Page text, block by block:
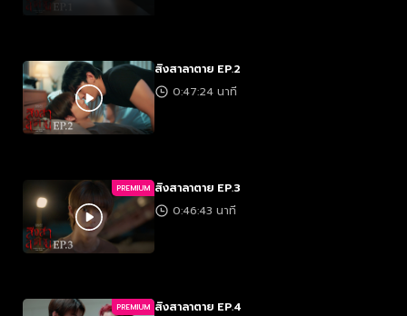
สิงสาลาตาย EP.2
0:47:24 นาที
PREMIUM สิงสาลาตาย EP.3
0:46:43 นาที
PREMIUM สิงสาลาตาย EP.4